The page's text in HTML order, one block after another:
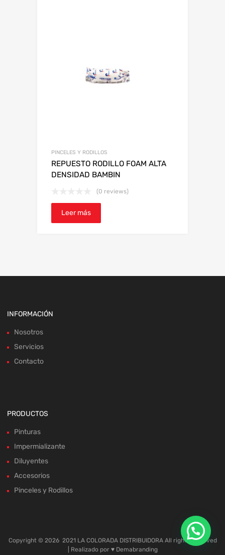
PINCELES Y RODILLOS
REPUESTO RODILLO FOAM ALTA
DENSIDAD BAMBIN
(0 reviews)
Leer más
INFORMACIÓN
Nosotros
Servicios
Contacto
PRODUCTOS
Pinturas
Impermializante
Diluyentes
Accesorios
Pinceles y Rodillos
Copyright © 2026 2021 LA COLORADA DISTRIBUIDORA All rights reserved
| Realizado por ♥ Demabranding